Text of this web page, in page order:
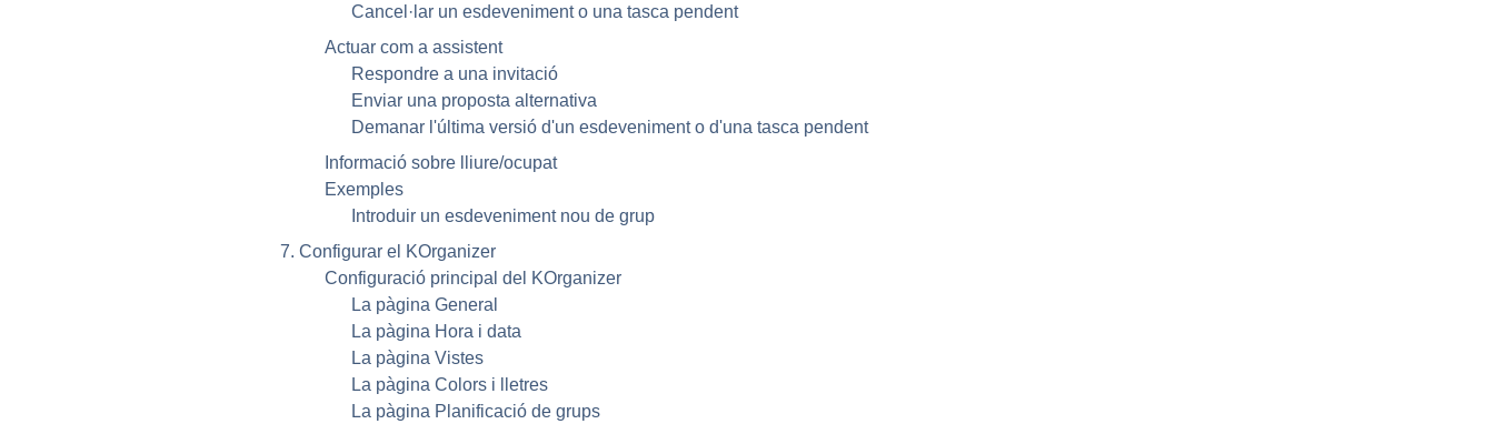
Cancel·lar un esdeveniment o una tasca pendent
Actuar com a assistent
Respondre a una invitació
Enviar una proposta alternativa
Demanar l'última versió d'un esdeveniment o d'una tasca pendent
Informació sobre lliure/ocupat
Exemples
Introduir un esdeveniment nou de grup
7. Configurar el KOrganizer
Configuració principal del KOrganizer
La pàgina General
La pàgina Hora i data
La pàgina Vistes
La pàgina Colors i lletres
La pàgina Planificació de grups